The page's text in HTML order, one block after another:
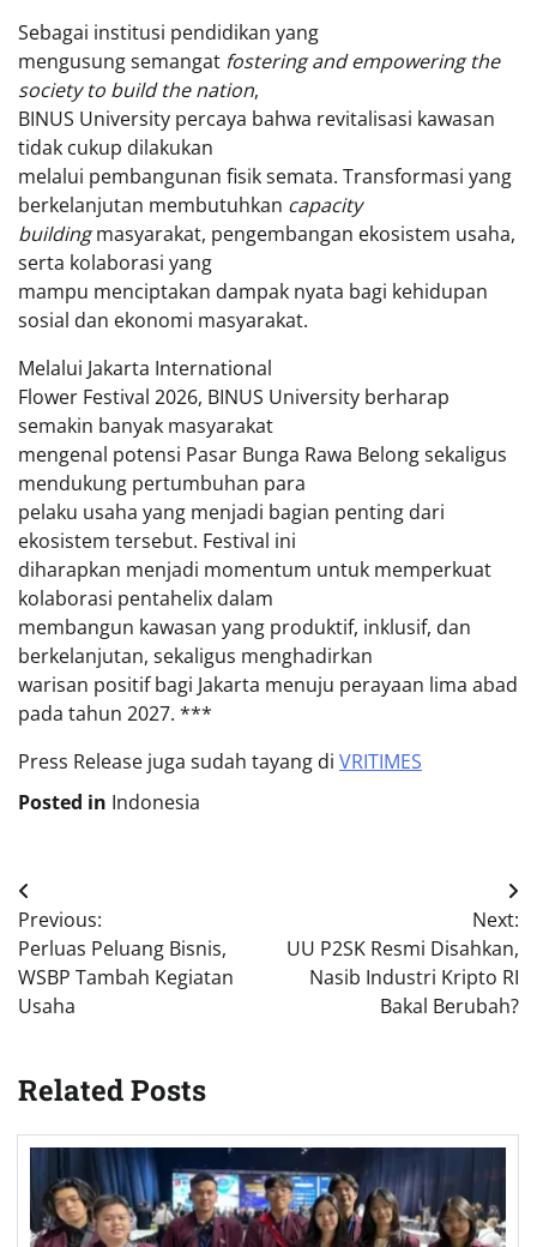
Sebagai institusi pendidikan yang
mengusung semangat fostering and empowering the
society to build the nation,
BINUS University percaya bahwa revitalisasi kawasan
tidak cukup dilakukan
melalui pembangunan fisik semata. Transformasi yang
berkelanjutan membutuhkan capacity
buildingmasyarakat, pengembangan ekosistem usaha,
serta kolaborasi yang
mampu menciptakan dampak nyata bagi kehidupan
sosial dan ekonomi masyarakat.
Melalui Jakarta International
Flower Festival 2026, BINUS University berharap
semakin banyak masyarakat
mengenal potensi Pasar Bunga Rawa Belong sekaligus
mendukung pertumbuhan para
pelaku usaha yang menjadi bagian penting dari
ekosistem tersebut. Festival ini
diharapkan menjadi momentum untuk memperkuat
kolaborasi pentahelix dalam
membangun kawasan yang produktif, inklusif, dan
berkelanjutan, sekaligus menghadirkan
warisan positif bagi Jakarta menuju perayaan lima abad
pada tahun 2027. ***
Press Release juga sudah tayang di VRITIMES
Posted in Indonesia
Post
navigation
Previous:
Perluas Peluang Bisnis,
WSBP Tambah Kegiatan
Usaha
Next:
UU P2SK Resmi Disahkan,
Nasib Industri Kripto RI
Bakal Berubah?
Related Posts